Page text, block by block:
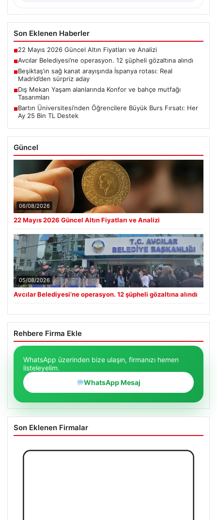
Son Eklenen Haberler
■22 Mayıs 2026 Güncel Altın Fiyatları ve Analizi
■Avcılar Belediyesi’ne operasyon. 12 şüpheli gözaltına alındı
■Beşiktaş’ın sağ kanat arayışında İspanya rotası: Real
Madrid’den sürpriz aday
■Dış Mekan Yaşam alanlarında Konfor ve bahçe mutfağı
Tasarımları
■Bartın Üniversitesi’nden Öğrencilere Büyük Burs Fırsatı: Her
Ay 25 Bin TL Destek
Güncel
06/08/2026
22 Mayıs 2026 Güncel Altın Fiyatları ve Analizi
05/08/2026
Avcılar Belediyesi’ne operasyon. 12 şüpheli gözaltına alındı
Rehbere Firma Ekle
WhatsApp üzerinden bize ulaşın, firmanızı hemen
listeleyelim.
WhatsApp Mesaj
Son Eklenen Firmalar